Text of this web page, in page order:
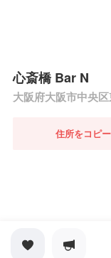
心斎橋 Bar N
大阪府大阪市中央
住所をコピー